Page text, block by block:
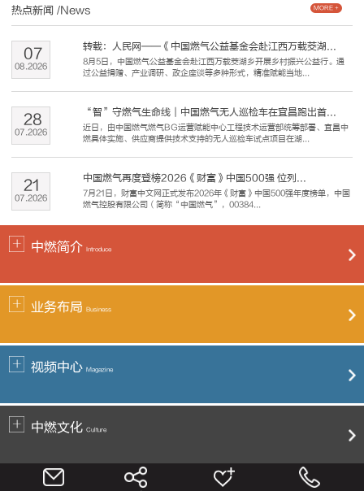
热点新闻 /News
转载：人民网——《中国燃气公益基金会赴江西万载茭湖...
8月5日，中国燃气公益基金会赴江西万载茭湖乡开展乡村振兴公益行。通
过公益捐赠、产业调研、政企座谈等多种形式，精准赋能当地...
08.2026
07
“智”守燃气生命线｜中国燃气无人巡检车在宜昌跑出首...
近日，由中国燃气燃气BG运营赋能中心工程技术运营部统筹部署、宜昌中
燃具体实施、供应商提供技术支持的无人巡检车试点项目在湖...
07.2026
28
中国燃气再度登榜2026《财富》中国500强 位列...
7月21日，财富中文网正式发布2026年《财富》中国500强年度榜单，中国
燃气控股有限公司（简称“中国燃气”，00384...
07.2026
21
MORE +
中燃简介 Introduce
业务布局 Business
视频中心 Magazine
中燃文化 Culture